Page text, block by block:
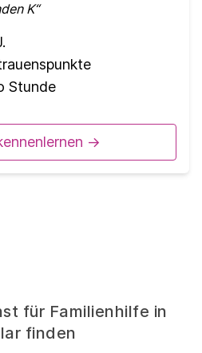
K
Stunde
->
für Familienhilfe in
finden